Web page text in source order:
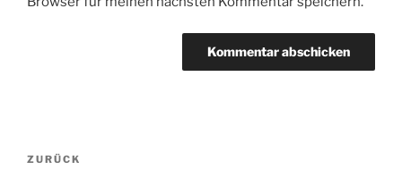
Beitragsnavigation
Vorheriger
ZURÜCK